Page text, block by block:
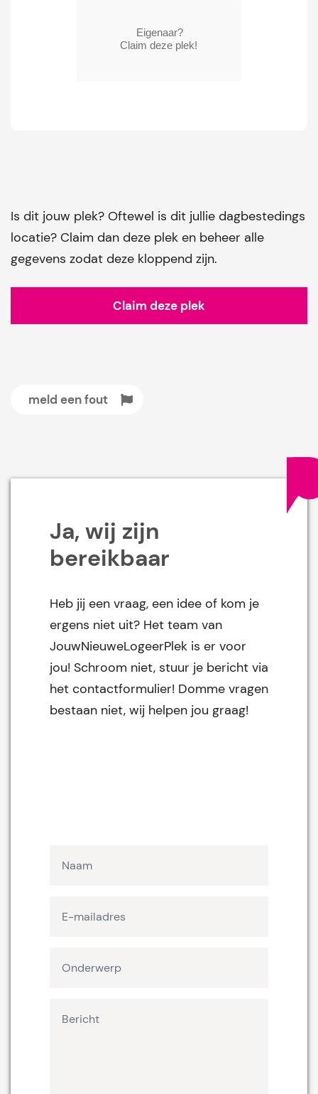
Is dit jouw plek? Oftewel is dit jullie dagbestedings
locatie? Claim dan deze plek en beheer alle
gegevens zodat deze kloppend zijn.
Claim deze plek
meld een fout
Ja, wij zijn
bereikbaar
Heb jij een vraag, een idee of kom je
ergens niet uit? Het team van
JouwNieuweLogeerPlek is er voor
jou! Schroom niet, stuur je bericht via
het contactformulier! Domme vragen
bestaan niet, wij helpen jou graag!